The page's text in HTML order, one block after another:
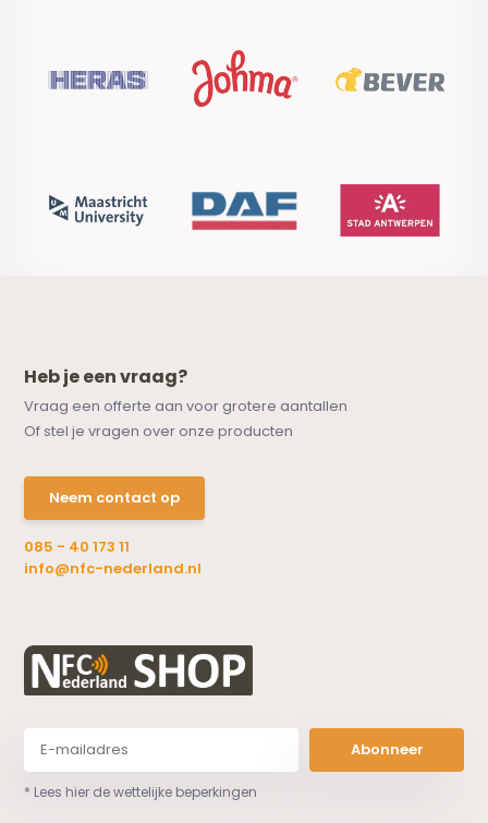
Heb je een vraag?
Vraag een offerte aan voor grotere aantallen
Of stel je vragen over onze producten
Neem contact op
085 - 40 173 11
info@nfc-nederland.nl
Abonneer
* Lees hier de wettelijke beperkingen